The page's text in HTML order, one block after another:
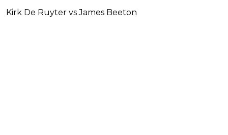
Kirk De Ruyter vs James Beeton